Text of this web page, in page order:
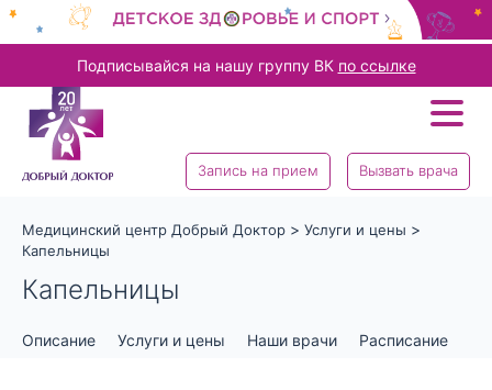
Подписывайся на нашу группу ВК по ссылке
Запись на прием Вызвать врача
Медицинский центр Добрый Доктор > Услуги и цены >
Капельницы
Капельницы
Описание Услуги и цены Наши врачи Расписание